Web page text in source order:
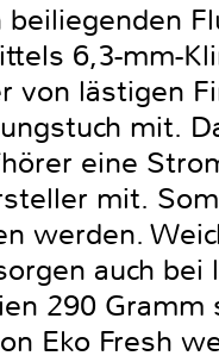
6,3-mm-
von lästigen
mit.
eine
mit.
werden.
auch bei
290 Gramm
Eko Fresh